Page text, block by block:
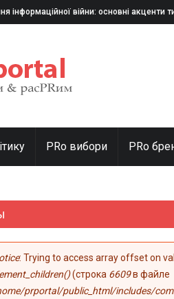
інформаційної війни: основні акценти
PRo вибори PRо
об ошибке
: Trying to access array offset on
(строка 6609в файле
prportal/public_html/includes/